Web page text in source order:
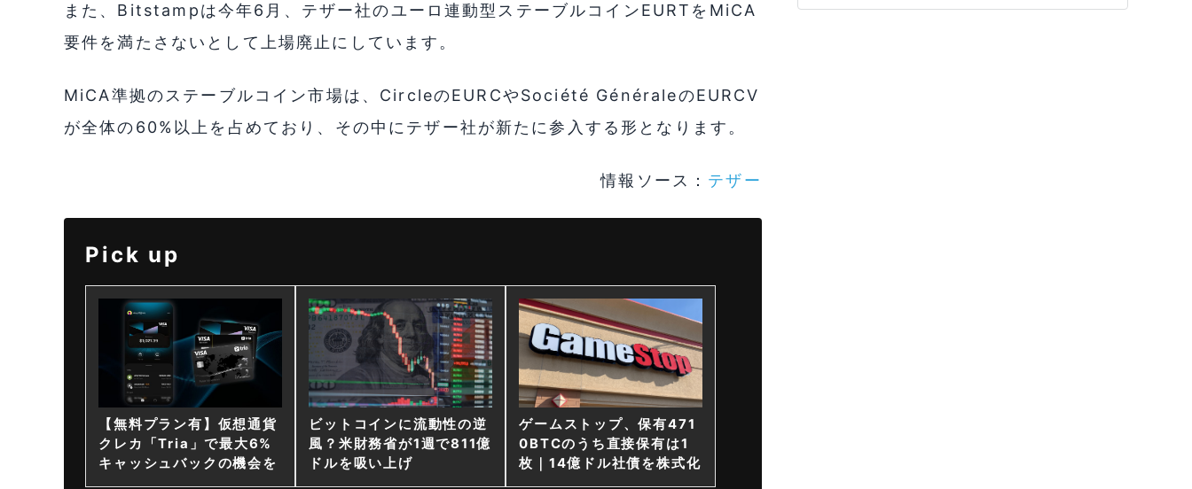
また、Bitstampは今年6月、テザー社のユーロ連動型ステーブルコインEURTをMiCA
要件を満たさないとして上場廃止にしています。
MiCA準拠のステーブルコイン市場は、CircleのEURCやSociété GénéraleのEURCV
が全体の60%以上を占めており、その中にテザー社が新たに参入する形となります。
情報ソース： テザー
Pick up
【無料プラン有】仮想通貨
クレカ「Tria」で最大6%
キャッシュバックの機会を
ビットコインに流動性の逆
風？米財務省が1週で811億
ドルを吸い上げ
ゲームストップ、保有471
0BTCのうち直接保有は1
枚｜14億ドル社債を株式化